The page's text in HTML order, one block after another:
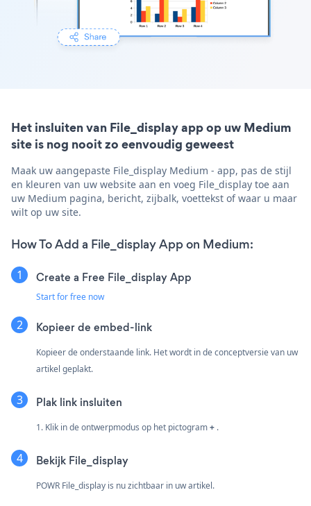
Het insluiten van File_display app op uw Medium
site is nog nooit zo eenvoudig geweest
Maak uw aangepaste File_display Medium - app, pas de stijl
en kleuren van uw website aan en voeg File_display toe aan
uw Medium pagina, bericht, zijbalk, voettekst of waar u maar
wilt op uw site.
How To Add a File_display App on Medium:
Create a Free File_display App
Start for free now
Kopieer de embed-link
Kopieer de onderstaande link. Het wordt in de conceptversie van uw
artikel geplakt.
Plak link insluiten
1. Klik in de ontwerpmodus op het pictogram+ .
Bekijk File_display
POWR File_display is nu zichtbaar in uw artikel.